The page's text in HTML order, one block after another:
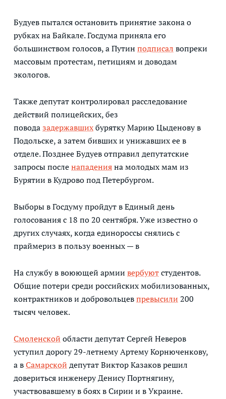
Будуев пытался остановить принятие закона о
рубках на Байкале. Госдума приняла его
большинством голосов, а Путин подписал вопреки
массовым протестам, петициям и доводам
экологов.
Также депутат контролировал расследование
действий полицейских, без
поводазадержавшихбурятку Марию Цыденову в
Подольске, а затем бивших и унижавших ее в
отделе. Позднее Будуев отправил депутатские
запросы посленападенияна молодых мам из
Бурятии в Кудрово под Петербургом.
Выборы в Госдуму пройдут в Единый день
голосования с 18 по 20 сентября. Уже известно о
других случаях, когда единороссы снялись с
праймериз в пользу военных — в
На службу в воюющей армии вербуютстудентов.
Общие потери среди российских мобилизованных,
контрактников и добровольцевпревысили 200
тысяч человек.
Смоленской области депутат Сергей Неверов
уступил дорогу 29-летнему Артему Корнюченкову,
а вСамарской депутат Виктор Казаков решил
довериться инженеру Денису Портнягину,
участвовавшему в боях в Сирии и в Украине.